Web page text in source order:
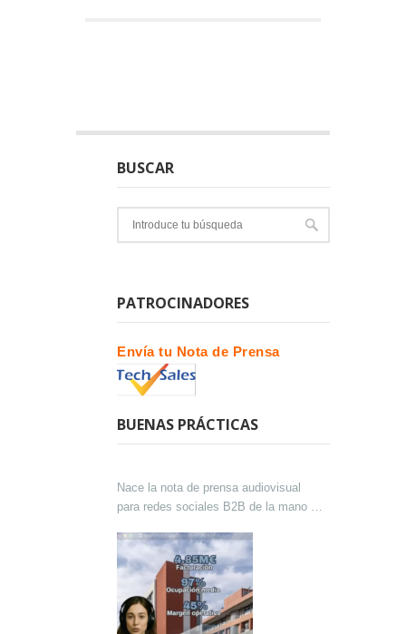
BUSCAR
PATROCINADORES
Envía tu Nota de Prensa
BUENAS PRÁCTICAS
Nace la nota de prensa audiovisual
para redes sociales B2B de la mano de